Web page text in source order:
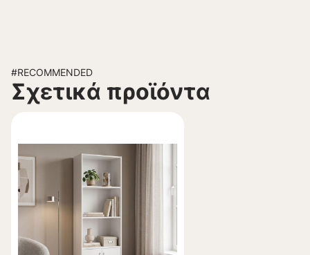
#RECOMMENDED
Σχετικά προϊόντα